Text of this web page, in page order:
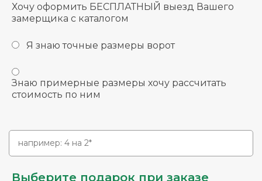
Хочу оформить БЕСПЛАТНЫЙ выезд Вашего
замерщика с каталогом
Я знаю точные размеры ворот
Знаю примерные размеры хочу рассчитать
стоимость по ним
Выберите подарок при заказе